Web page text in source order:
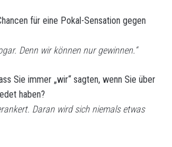
für eine Pokal-Sensation gegen
Denn wir können nur gewinnen.“
Sie immer „wir“ sagten, wenn Sie über
haben?
Daran wird sich niemals etwas